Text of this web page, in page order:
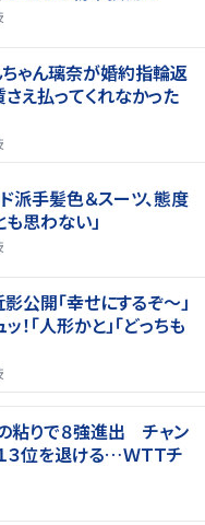
ゃん璃奈が婚約指輪返
え払ってくれなかった
ド派手髪色＆スーツ、態度
思わない」
公開「幸せにするぞ〜」
「人形かと」「どっちも
粘りで８強進出 チャン
３位を退ける…ＷＴＴチ